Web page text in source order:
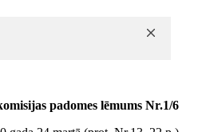
padomes lēmums Nr.1/6